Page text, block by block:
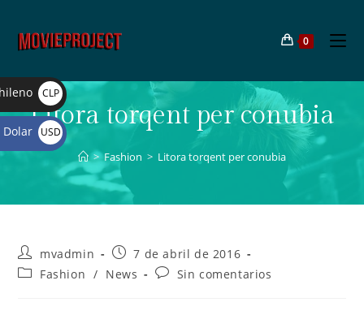
0
Litora torqent per conubia
> Fashion > Litora torqent per conubia
mvadmin
7 de abril de 2016
Fashion / News Sin comentarios
CLP
$
Dolar
USD
$